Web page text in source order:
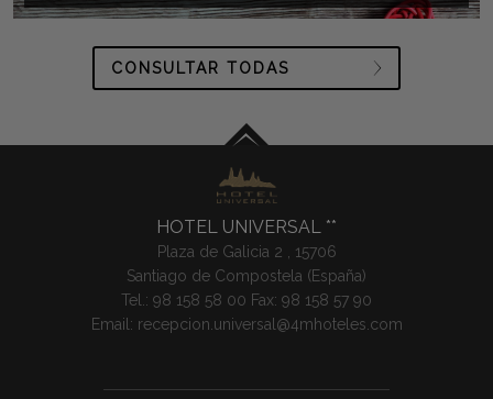
CONSULTAR TODAS
HOTEL UNIVERSAL
Plaza de Galicia 2 , 15706
Santiago de Compostela (España)
Tel.: 98 158 58 00 Fax: 98 158 57 90
Email: recepcion.universal@4mhoteles.com